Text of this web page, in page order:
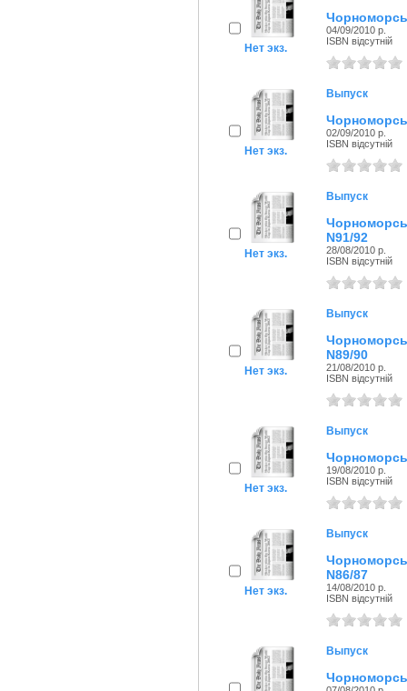
Нет экз.
04/09/2010 р.
ISBN відсутній
Нет экз.
Выпуск
02/09/2010 р.
ISBN відсутній
Нет экз.
Выпуск
N91/92
28/08/2010 р.
ISBN відсутній
Нет экз.
Выпуск
N89/90
21/08/2010 р.
ISBN відсутній
Нет экз.
Выпуск
19/08/2010 р.
ISBN відсутній
Нет экз.
Выпуск
N86/87
14/08/2010 р.
ISBN відсутній
Выпуск